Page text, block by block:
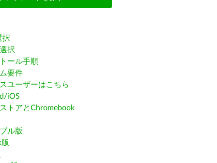
択
択
ール手順
要件
ユーザーはこちら
iOS
トアとChromebook
ル版